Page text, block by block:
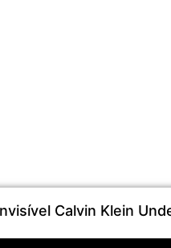
Calvin Klein